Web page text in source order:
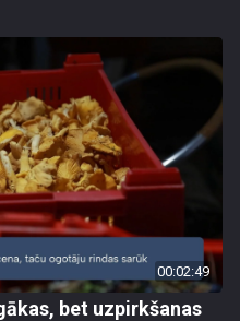
00:02:49
bet uzpirkšanas